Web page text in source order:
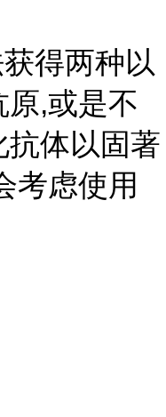
得两种以
原,或是不
体以固著
考虑使用